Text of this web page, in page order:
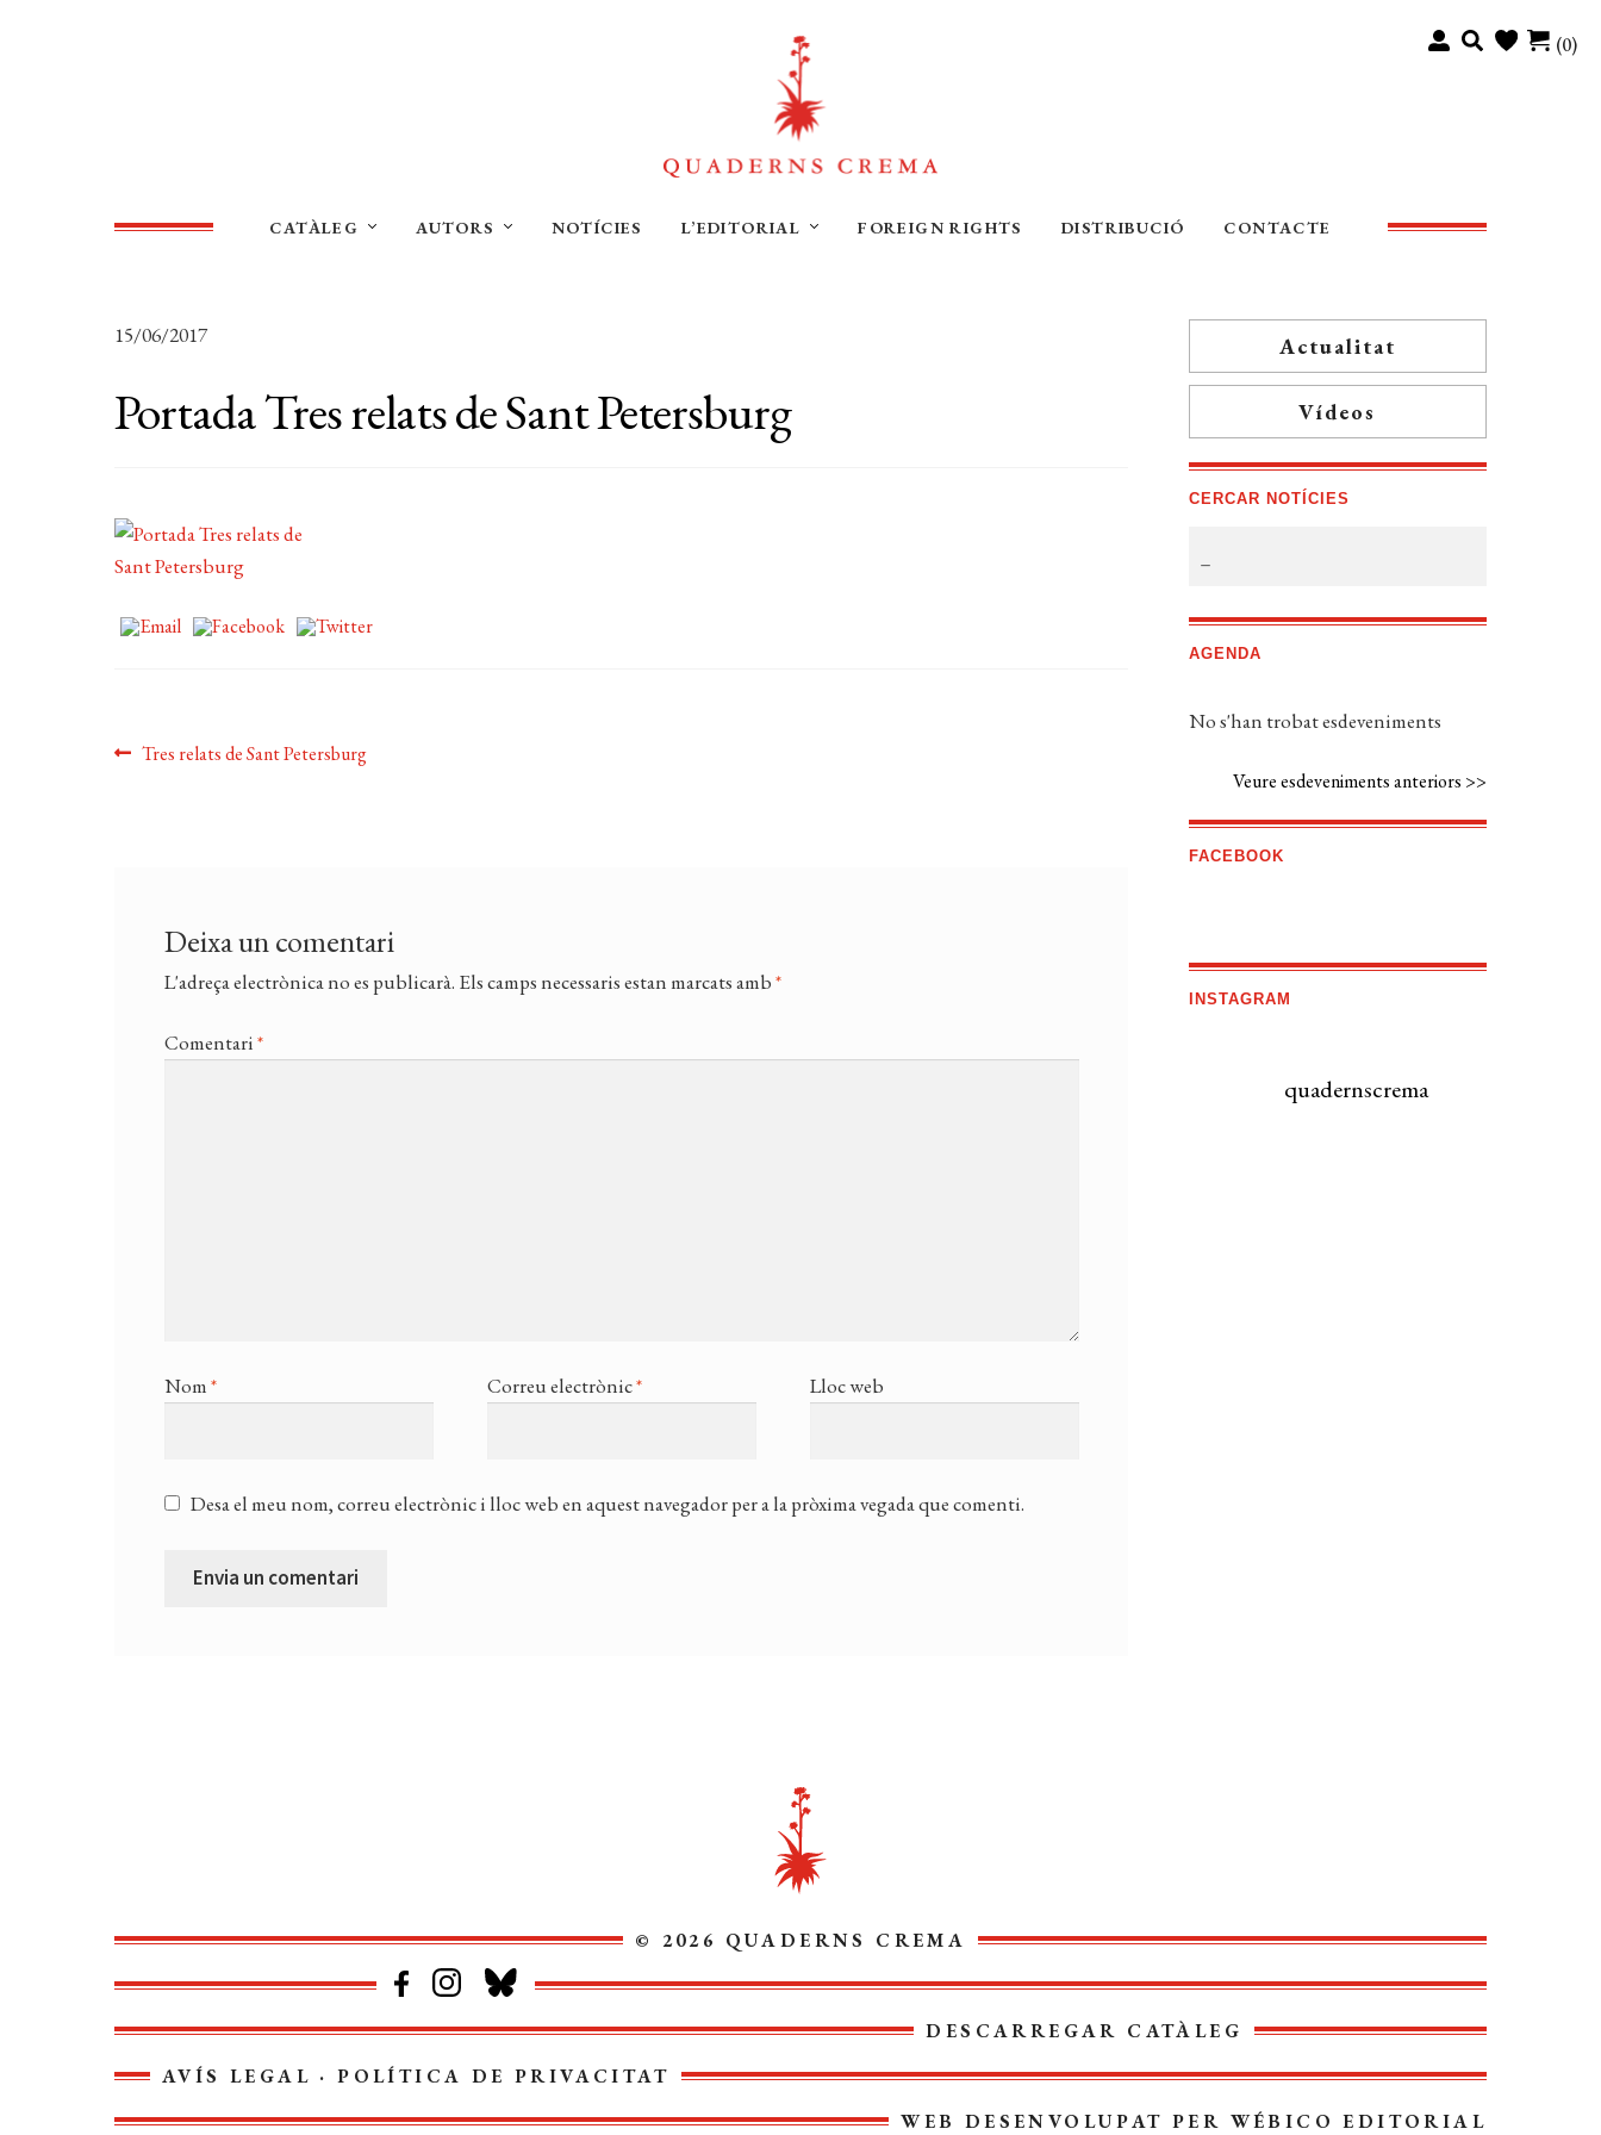
(0)
CATÀLEG AUTORS NOTÍCIES L’EDITORIAL FOREIGN RIGHTS DISTRIBUCIÓ CONTACTE
15/06/2017
Portada Tres relats de Sant Petersburg
Navegació
Entrada
Tres relats de Sant Petersburg
Deixa un comentari
L'adreça electrònica no es publicarà. Els camps necessaris estan marcats amb*
Comentari*
Nom* Correu electrònic* Lloc web
Desa el meu nom, correu electrònic i lloc web en aquest navegador per a la pròxima vegada que comenti.
Actualitat
Vídeos
CERCAR NOTÍCIES
AGENDA
No s'han trobat esdeveniments
Veure esdeveniments anteriors >>
FACEBOOK
INSTAGRAM
quadernscrema
© 2026 QUADERNS CREMA
DESCARREGAR CATÀLEG
AVÍS LEGAL ·POLÍTICA DE PRIVACITAT
WEB DESENVOLUPAT PER WÉBICO EDITORIAL